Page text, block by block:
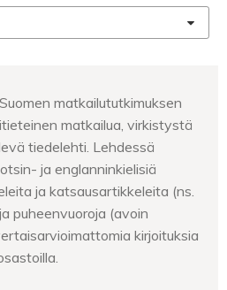
matkailututkimuksen
matkailua, virkistystä
tiedelehti. Lehdessä
ja englanninkielisiä
ja katsausartikkeleita (ns.
puheenvuoroja (avoin
kirjoituksia